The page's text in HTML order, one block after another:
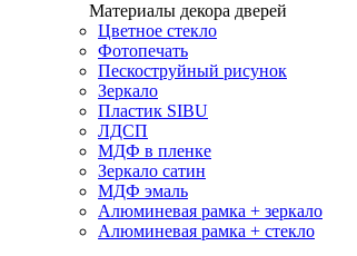
Материалы декора дверей
Цветное стекло
Фотопечать
Пескоструйный рисунок
Зеркало
Пластик SIBU
ЛДСП
МДФ в пленке
Зеркало сатин
МДФ эмаль
Алюминевая рамка + зеркало
Алюминевая рамка + стекло